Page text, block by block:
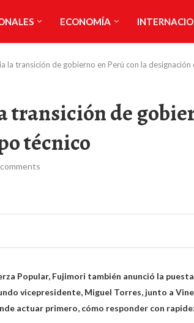
ECONOMÍA
la transición de gobierno en Perú con la
de
técnico
Popular, Fujimori también anunció la
vicepresidente, Miguel Torres, junto a
actuar primero, cómo responder con